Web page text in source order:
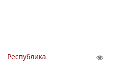
Республика